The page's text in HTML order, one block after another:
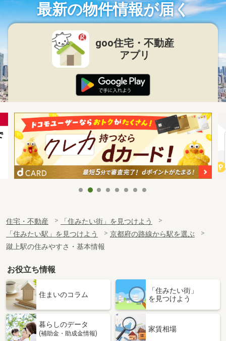
最新の物件情報が届く
goo住宅・不動産
アプリ
住宅・不動産
「住みたい街」を見つけよう
「住みたい駅」を見つけよう
京都府の路線から駅を選ぶ
蹴上駅の住みやすさ・基本情報
お役立ち情報
住まいのコラム
「住みたい街」
を見つけよう
暮らしのデータ
(補助金・助成金情報)
家賃相場